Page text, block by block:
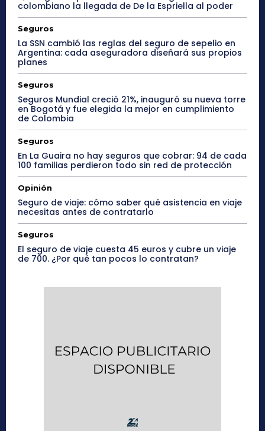
colombiano la llegada de De la Espriella al poder
Seguros
La SSN cambió las reglas del seguro de sepelio en
Argentina: cada aseguradora diseñará sus propios
planes
Seguros
Seguros Mundial creció 21%, inauguró su nueva torre
en Bogotá y fue elegida la mejor en cumplimiento
de Colombia
Seguros
En La Guaira no hay seguros que cobrar: 94 de cada
100 familias perdieron todo sin red de protección
Opinión
Seguro de viaje: cómo saber qué asistencia en viaje
necesitas antes de contratarlo
Seguros
El seguro de viaje cuesta 45 euros y cubre un viaje
de 700. ¿Por qué tan pocos lo contratan?